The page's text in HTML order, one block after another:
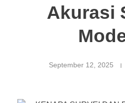
Akurasi
September 12, 2025